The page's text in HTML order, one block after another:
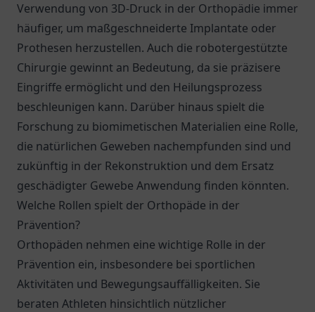
Verwendung von 3D-Druck in der Orthopädie immer
häufiger, um maßgeschneiderte Implantate oder
Prothesen herzustellen. Auch die robotergestützte
Chirurgie gewinnt an Bedeutung, da sie präzisere
Eingriffe ermöglicht und den Heilungsprozess
beschleunigen kann. Darüber hinaus spielt die
Forschung zu biomimetischen Materialien eine Rolle,
die natürlichen Geweben nachempfunden sind und
zukünftig in der Rekonstruktion und dem Ersatz
geschädigter Gewebe Anwendung finden könnten.
Welche Rollen spielt der Orthopäde in der
Prävention?
Orthopäden nehmen eine wichtige Rolle in der
Prävention ein, insbesondere bei sportlichen
Aktivitäten und Bewegungsauffälligkeiten. Sie
beraten Athleten hinsichtlich nützlicher